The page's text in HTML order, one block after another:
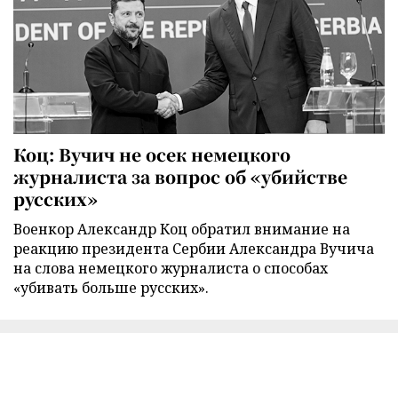
Коц: Вучич не осек немецкого
журналиста за вопрос об «убийстве
русских»
Военкор Александр Коц обратил внимание на
реакцию президента Сербии Александра Вучича
на слова немецкого журналиста о способах
«убивать больше русских».